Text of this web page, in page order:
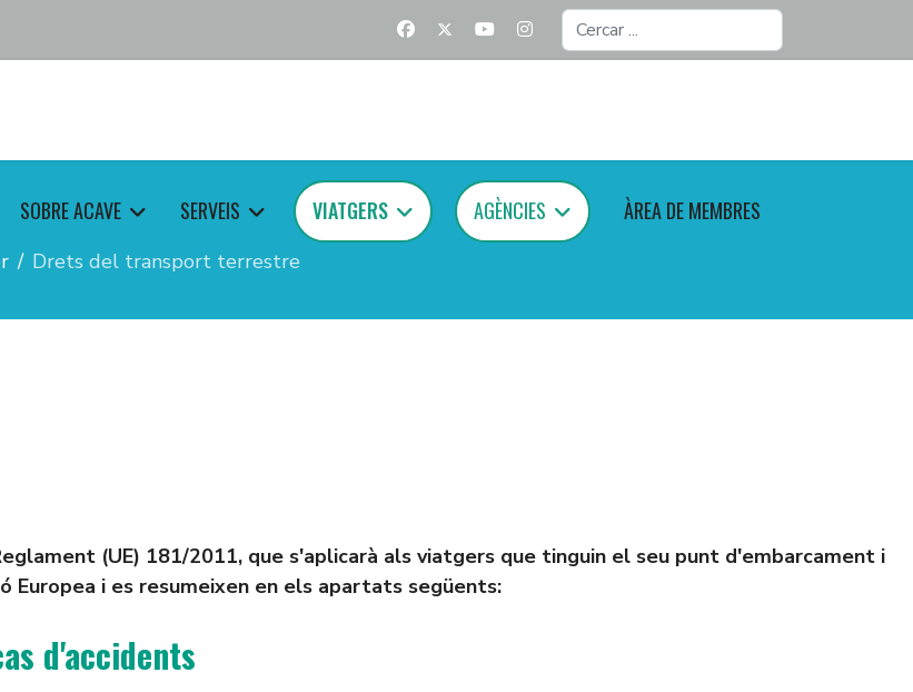
...
SOBRE ACAVE SERVEIS VIATGERS AGÈNCIES ÀREA DE MEMBRES
Drets del transport terrestre
(UE) 181/2011, que s'aplicarà als viatgers que tinguin el seu punt d'embarcament i
i es resumeixen en els apartats següents:
d'accidents